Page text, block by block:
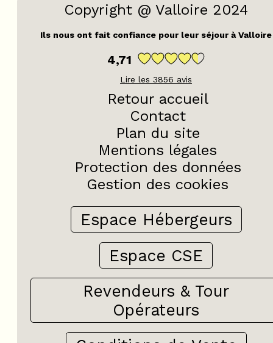
Copyright @ Valloire 2024
Ils nous ont fait confiance pour leur séjour à Valloire
4,71
Lire les 3856 avis
Retour accueil
Contact
Plan du site
Mentions légales
Protection des données
Gestion des cookies
Espace Hébergeurs
Espace CSE
Revendeurs & Tour
Opérateurs